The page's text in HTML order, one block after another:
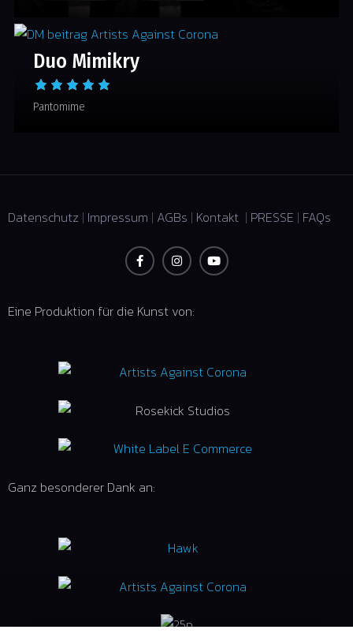
Duo Mimikry
Pantomime
Datenschutz | Impressum | AGBs | Kontakt | PRESSE | FAQs
Eine Produktion für die Kunst von:
Ganz besonderer Dank an: